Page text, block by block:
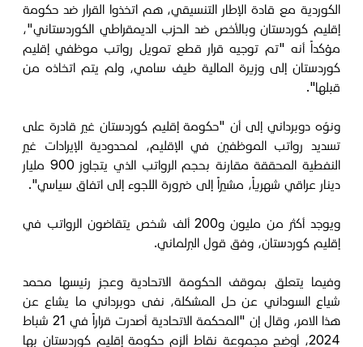
الكوردية مع قادة الإطار التنسيقي، هم اتخذوا القرار ضد حكومة
إقليم كوردستان وبالأخص ضد الحزب الديمقراطي الكوردستاني"،
مؤكداً أنه "تم توجيه قرار قطع تمويل رواتب موظفي إقليم
كوردستان إلى وزيرة المالية طيف سامي، ولم يتم اتخاذه من
قبلها".
ونوّه دوبرداني إلى أن "حكومة إقليم كوردستان غير قادرة على
تسديد رواتب الموظفين في الإقليم، لمحدودية الإيرادات غير
النفطية المحققة مقارنة بحجم الرواتب الذي يتجاوز 900 مليار
دينار عراقي شهرياً، مشيراً إلى ضرورة اللجوء إلى اتفاق سياسي".
ويوجد أكثر من مليون و200 ألف شخص يتقاضون الرواتب في
إقليم كوردستان، وفق قول البرلماني.
وفيما يتعلق بموقف الحكومة الاتحادية وعجز رئيسها محمد
شياع السوداني عن حل المشكلة، نفى دوبرداني ما يشاع عن
هذا الامر، وقال إن "المحكمة الاتحادية أصدرت قراراً في 21 شباط
2024، أوضح مجموعة نقاط ألزم حكومة إقليم كوردستان بها